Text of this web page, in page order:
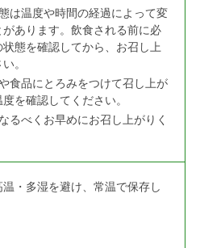
は温度や時間の経過によって変
あります。飲食される前に必
態を確認してから、お召し上
。
食品にとろみをつけて召し上が
を確認してください。
るべくお早めにお召し上がりく
・多湿を避け、常温で保存し